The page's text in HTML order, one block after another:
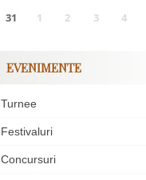
31
1 2 3 4
EVENIMENTE
Turnee
Festivaluri
Concursuri